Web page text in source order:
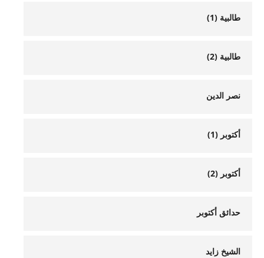
طالبية (1)
طالبية (2)
نصر الدين
أكتوبر (1)
أكتوبر (2)
حدائق أكتوبر
الشيخ زايد